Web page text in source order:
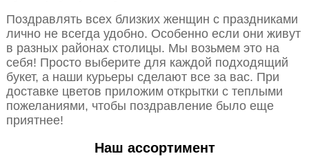
Поздравлять всех близких женщин с праздниками
лично не всегда удобно. Особенно если они живут
в разных районах столицы. Мы возьмем это на
себя! Просто выберите для каждой подходящий
букет, а наши курьеры сделают все за вас. При
доставке цветов приложим открытки с теплыми
пожеланиями, чтобы поздравление было еще
приятнее!
Наш ассортимент